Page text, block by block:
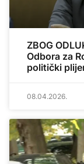
ZBOG
Odbora za
politički
08.04.2026.